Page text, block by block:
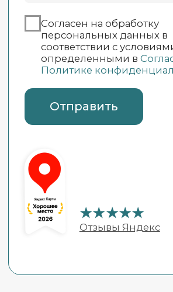
Все акции
стоматологии
стоматология